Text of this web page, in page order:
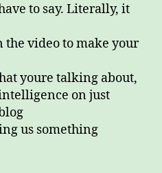
to say. Literally, it
the video to make your
youre talking about,
on just
us something